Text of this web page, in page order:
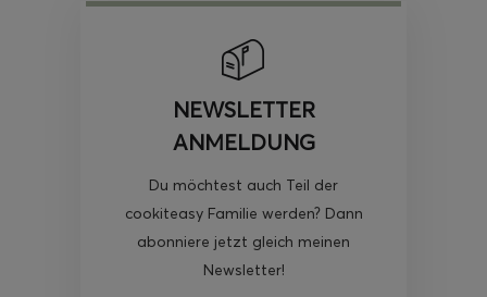
NEWSLETTER
ANMELDUNG
Du möchtest auch Teil der
cookiteasy Familie werden? Dann
abonniere jetzt gleich meinen
Newsletter!